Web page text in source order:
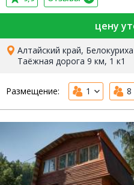
цену
Алтайский край,
Таёжная дорога 9 км, 1 к1
Размещение: 1 8